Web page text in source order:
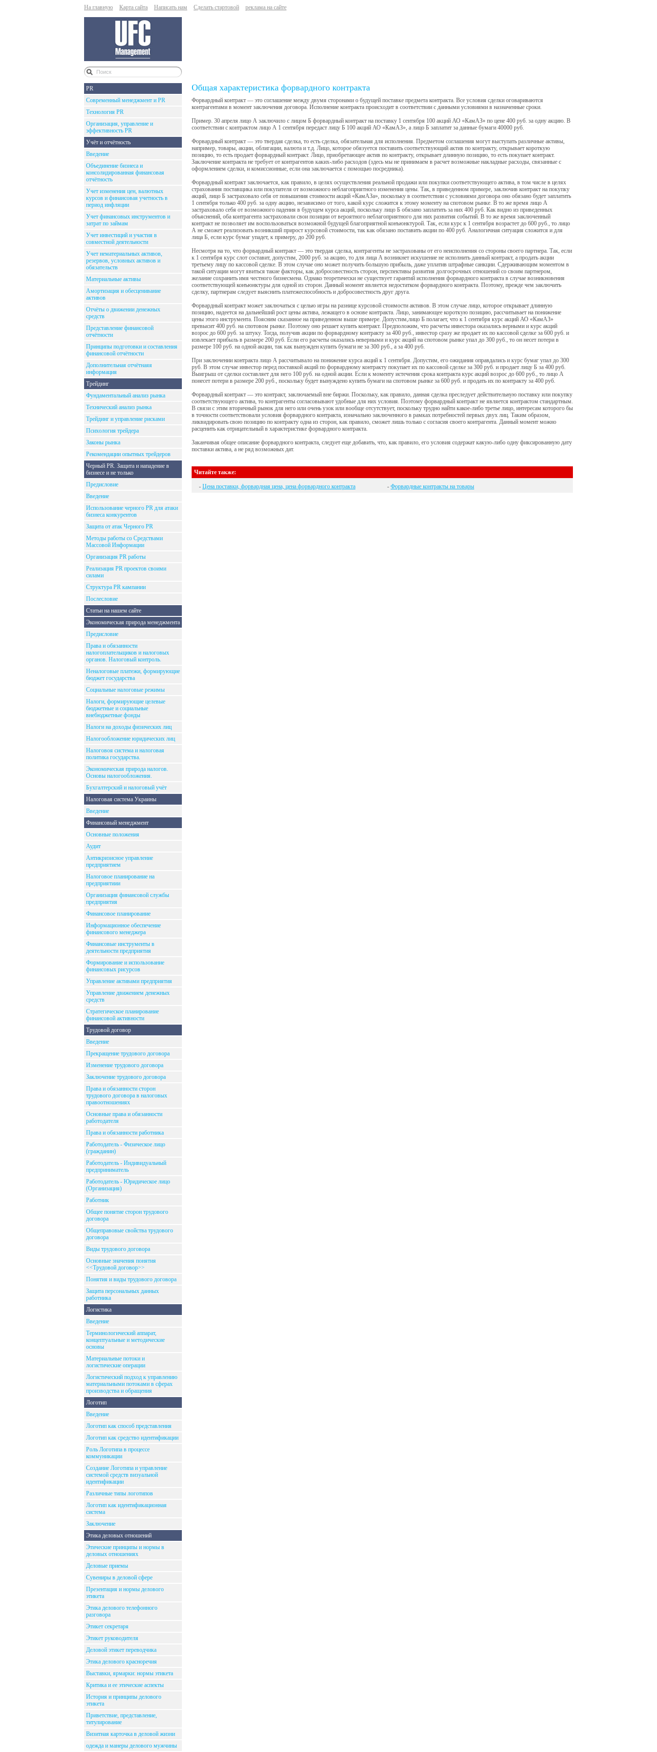
На главную Карта сайта Написать нам Сделать стартовой реклама на сайте
PR
Современный менеджмент и PR
Технология PR
Организация, управление и
эффективность PR
Учёт и отчётность
Введение
Объединение бизнеса и
консолидированная финансовая
отчётность
Учет изменения цен, валютных
курсов и финансовая учетность в
период инфляции
Учет финансовых инструментов и
затрат по займам
Учет инвестиций и участия в
совместной деятельности
Учет нематериальных активов,
резервов, условных активов и
обязательств
Материальные активы
Амортизация и обесценивание
активов
Отчёты о движении денежных
средств
Представление финансовой
отчётности
Принципы подготовки и составления
финансовой отчётности
Дополнительная отчётнаяя
информация
Трейдинг
Фундаментальный анализ рынка
Технический анализ рынка
Трейдинг и управление рисками
Психология трейдера
Законы рынка
Рекомендации опытных трейдеров
Черный PR. Защита и нападение в
бизнесе и не только
Предисловие
Введение
Использование черного PR для атаки
бизнеса конкурентов
Защита от атак Черного PR
Методы работы со Средствами
Массовой Информации
Организация PR работы
Реализация PR проектов своими
силами
Структура PR кампании
Послесловие
Статьи на нашем сайте
Экономическая природа менеджмента
Предисловие
Права и обязанности
налогоплательщиков и налоговых
органов. Налоговый контроль.
Неналоговые платежи, формирующие
бюджет государства
Социальные налоговые режимы
Налоги, формирующие целевые
бюджетные и социальные
внебюджетные фонды
Налоги на доходы физических лиц
Налогообложение юридических лиц
Налоговоя система и налоговая
политика государства.
Экономическая природа налогов.
Основы налогообложения.
Бухгалтерский и налоговый учёт
Налоговая система Украины
Введение
Финансовый менеджмент
Основные положения
Аудит
Антикризисное управление
предприятием
Налоговое планирование на
предприятиии
Организация финансовой службы
предприятия
Финансовое планирование
Информационное обеспечение
финансового менеджера
Финансовые инструменты в
деятельности предприятия
Формирование и использование
финансовых рисурсов
Управление активами предприятия
Управление движением денежных
средств
Стратегическое планирование
финансовой активности
Трудовой договор
Введение
Прекращение трудового договора
Изменение трудового договора
Заключение трудового договора
Права и обязанности сторон
трудового договора в налоговых
правоотношениях
Основные права и обязанности
работодателя
Права и обязанности работника
Работодатель - Физическое лицо
(гражданин)
Работодатель - Индивидуальный
предприниматель
Работодатель - Юридическое лицо
(Организация)
Работник
Общее понятие сторон трудового
договора
Общеправовые свойства трудового
договора
Виды трудового договора
Основные значения понятия
<<Трудовой договор>>
Понятия и виды трудового договора
Защита персональных данных
работника
Логистика
Введение
Терминологический аппарат,
концептуальные и методические
основы
Материальные потоки и
логистические операции
Логистический подход к управлению
материальными потоками в сферах
производства и обращения
Логотип
Введение
Логотип как способ представления
Логотип как средство идентификации
Роль Логотипа в процессе
коммуникации
Создание Логотипа и управление
системой средств визуальной
идентификации
Различные типы логотипов
Логотип как идентификационная
система
Заключение
Этика деловых отношений
Этические принципы и нормы в
деловых отношениях
Деловые приемы
Сувениры в деловой сфере
Презентация и нормы делового
этикета
Этика делового телефонного
разговора
Этикет секретаря
Этикет руководителя
Деловой этикет переводчика
Этика делового красноречия
Выставки, ярмарки: нормы этикета
Критика и ее этические аспекты
История и принципы делового
этикета
Приветствие, представление,
титулирование
Визитная карточка в деловой жизни
одежда и манеры делового мужчины
Общая характеристика форвардного контракта
Форвардный контракт — это соглашение между двумя сторонами о будущей поставке предмета контракта. Все условия сделки оговариваются
контрагентами в момент заключения договора. Исполнение контракта происходит в соответствии с данными условиями в назначенные сроки.
Пример. 30 апреля лицо А заключило с лицом Б форвардный контракт на поставку 1 сентября 100 акций АО «КамАЗ» по цене 400 руб. за одну акцию. В
соответствии с контрактом лицо А 1 сентября передаст лицу Б 100 акций АО «КамАЗ», а лицо Б заплатит за данные бумаги 40000 руб.
Форвардный контракт — это твердая сделка, то есть сделка, обязательная для исполнения. Предметом соглашения могут выступать различные активы,
например, товары, акции, облигации, валюта и т.д. Лицо, которое обязуется поставить соответствующий актив по контракту, открывает короткую
позицию, то есть продает форвардный контракт. Лицо, приобретающее актив по контракту, открывает длинную позицию, то есть покупает контракт.
Заключение контракта не требует от контрагентов каких-либо расходов (здесь мы не принимаем в расчет возможные накладные расходы, связанные с
оформлением сделки, и комиссионные, если она заключается с помощью посредника).
Форвардный контракт заключается, как правило, в целях осуществления реальной продажи или покупки соответствующего актива, в том числе в целях
страхования поставщика или покупателя от возможного неблагоприятного изменения цены. Так, в приведенном примере, заключив контракт на покупку
акций, лицо Б застраховало себя от повышения стоимости акций «КамАЗа», поскольку в соответствии с условиями договора оно обязано будет заплатить
1 сентября только 400 руб. за одну акцию, независимо от того, какой курс сложится к этому моменту на спотовом рынке. В то же время лицо А
застраховало себя от возможного падения в будущем курса акций, поскольку лицо Б обязано заплатить за них 400 руб. Как видно из приведенных
объяснений, оба контрагента застраховали свои позиции от вероятного неблагоприятного для них развития событий. В то же время заключенный
контракт не позволяет им воспользоваться возможной будущей благоприятной конъюнктурой. Так, если курс к 1 сентября возрастет до 600 руб., то лицо
А не сможет реализовать возникший прирост курсовой стоимости, так как обязано поставить акции по 400 руб. Аналогичная ситуация сложится и для
лица Б, если курс бумаг упадет, к примеру, до 200 руб.
Несмотря на то, что форвардный контракт — это твердая сделка, контрагенты не застрахованы от его неисполнения со стороны своего партнера. Так, если
к 1 сентября курс слот составит, допустим, 2000 руб. за акцию, то для лица А возникнет искушение не исполнить данный контракт, а продать акции
третьему лицу по кассовой сделке. В этом случае оно может получить большую прибыль, даже уплатив штрафные санкции. Сдерживающим моментом в
такой ситуации могут явиться такие факторы, как добросовестность сторон, перспективы развития долгосрочных отношений со своим партнером,
желание сохранить имя честного бизнесмена. Однако теоретически не существует гарантий исполнения форвардного контракта в случае возникновения
соответствующей конъюнктуры для одной из сторон. Данный момент является недостатком форвардного контракта. Поэтому, прежде чем заключить
сделку, партнерам следует выяснить платежеспособность и добросовестность друг друга.
Форвардный контракт может заключаться с целью игры на разнице курсовой стоимости активов. В этом случае лицо, которое открывает длинную
позицию, надеется на дальнейший рост цены актива, лежащего в основе контракта. Лицо, занимающее короткую позицию, рассчитывает на понижение
цены этого инструмента. Поясним сказанное на приведенном выше примере. Допустим,лицо Б полагает, что к 1 сентября курс акций АО «КамАЗ»
превысит 400 руб. на спотовом рынке. Поэтому оно решает купить контракт. Предположим, что расчеты инвестора оказались верными и курс акций
возрос до 600 руб. за штуку. Тогда, получив акции по форвардному контракту за 400 руб., инвестор сразу же продает их по кассовой сделке за 600 руб. и
извлекает прибыль в размере 200 руб. Если его расчеты оказались неверными и курс акций на спотовом рынке упал до 300 руб., то он несет потери в
размере 100 руб. на одной акции, так как вынужден купить бумаги не за 300 руб., а за 400 руб.
При заключении контракта лицо А рассчитывало на понижение курса акций к 1 сентября. Допустим, его ожидания оправдались и курс бумаг упал до 300
руб. В этом случае инвестор перед поставкой акций по форвардному контракту покупает их по кассовой сделке за 300 руб. и продает лицу Б за 400 руб.
Выигрыш от сделки составляет для него 100 руб. на одной акции. Если к моменту истечения срока контракта курс акций возрос до 600 руб., то лицо А
понесет потери в размере 200 руб., поскольку будет вынуждено купить бумаги на спотовом рынке за 600 руб. и продать их по контракту за 400 руб.
Форвардный контракт — это контракт, заключаемый вне биржи. Поскольку, как правило, данная сделка преследует действительную поставку или покупку
соответствующего актива, то контрагенты согласовывают удобные для них условия. Поэтому форвардный контракт не является контрактом стандартным.
В связи с этим вторичный рынок для него или очень узок или вообще отсутствует, поскольку трудно найти какое-либо третье лицо, интересам которого бы
в точности соответствовали условия форвардного контракта, изначально заключенного в рамках потребностей первых двух лиц. Таким образом,
ликвидировать свою позицию по контракту одна из сторон, как правило, сможет лишь только с согласия своего контрагента. Данный момент можно
расценить как отрицательный в характеристике форвардного контракта.
Заканчивая общее описание форвардного контракта, следует еще добавить, что, как правило, его условия содержат какую-либо одну фиксированную дату
поставки актива, а не ряд возможных дат.
Читайте также:
- Цена поставки, форвардная цена, цена форвардного контракта - Форвардные контракты на товары